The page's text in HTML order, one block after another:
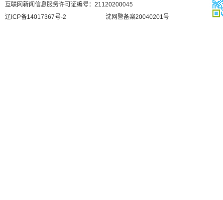
互联网新闻信息服务许可证编号：21120200045
辽ICP备14017367号-2
沈网警备案20040201号